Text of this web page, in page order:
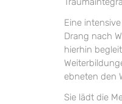
Eine
Drang nach
hierhin
ebneten den
Sie lädt die